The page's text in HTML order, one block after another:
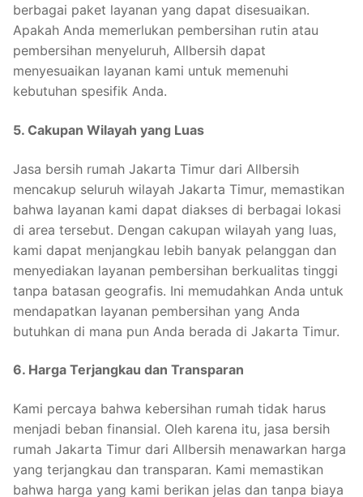
berbagai paket layanan yang dapat disesuaikan.
Apakah Anda memerlukan pembersihan rutin atau
pembersihan menyeluruh, Allbersih dapat
menyesuaikan layanan kami untuk memenuhi
kebutuhan spesifik Anda.
5. Cakupan Wilayah yang Luas
Jasa bersih rumah Jakarta Timur dari Allbersih
mencakup seluruh wilayah Jakarta Timur, memastikan
bahwa layanan kami dapat diakses di berbagai lokasi
di area tersebut. Dengan cakupan wilayah yang luas,
kami dapat menjangkau lebih banyak pelanggan dan
menyediakan layanan pembersihan berkualitas tinggi
tanpa batasan geografis. Ini memudahkan Anda untuk
mendapatkan layanan pembersihan yang Anda
butuhkan di mana pun Anda berada di Jakarta Timur.
6. Harga Terjangkau dan Transparan
Kami percaya bahwa kebersihan rumah tidak harus
menjadi beban finansial. Oleh karena itu, jasa bersih
rumah Jakarta Timur dari Allbersih menawarkan harga
yang terjangkau dan transparan. Kami memastikan
bahwa harga yang kami berikan jelas dan tanpa biaya